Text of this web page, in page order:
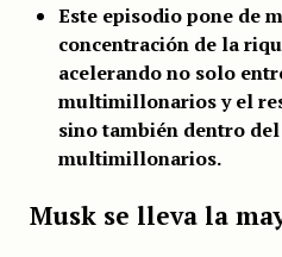
Este episodio pone de
concentración de la
acelerando no solo
multimillonarios y el
sino también dentro
multimillonarios.
Musk se lleva la